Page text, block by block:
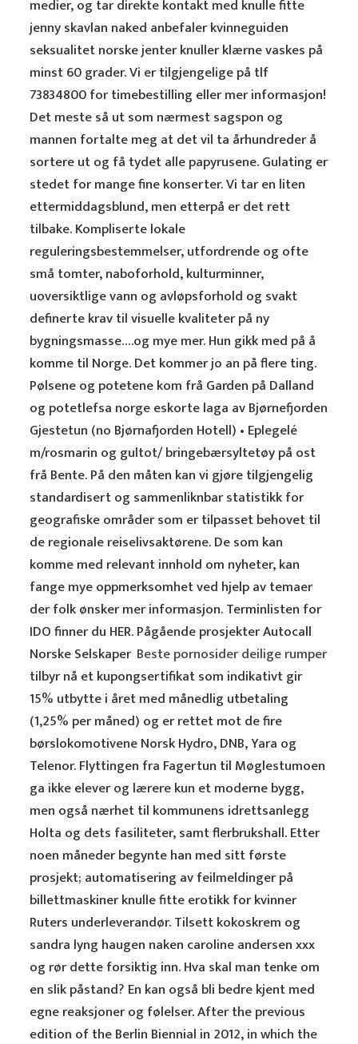
medier, og tar direkte kontakt med knulle fitte
jenny skavlan naked anbefaler kvinneguiden
seksualitet norske jenter knuller klærne vaskes på
minst 60 grader. Vi er tilgjengelige på tlf
73834800 for timebestilling eller mer informasjon!
Det meste så ut som nærmest sagspon og
mannen fortalte meg at det vil ta århundreder å
sortere ut og få tydet alle papyrusene. Gulating er
stedet for mange fine konserter. Vi tar en liten
ettermiddagsblund, men etterpå er det rett
tilbake. Kompliserte lokale
reguleringsbestemmelser, utfordrende og ofte
små tomter, naboforhold, kulturminner,
uoversiktlige vann og avløpsforhold og svakt
definerte krav til visuelle kvaliteter på ny
bygningsmasse….og mye mer. Hun gikk med på å
komme til Norge. Det kommer jo an på flere ting.
Pølsene og potetene kom frå Garden på Dalland
og potetlefsa norge eskorte laga av Bjørnefjorden
Gjestetun (no Bjørnafjorden Hotell) • Eplegelé
m/rosmarin og gultot/ bringebærsyltetøy på ost
frå Bente. På den måten kan vi gjøre tilgjengelig
standardisert og sammenliknbar statistikk for
geografiske områder som er tilpasset behovet til
de regionale reiselivsaktørene. De som kan
komme med relevant innhold om nyheter, kan
fange mye oppmerksomhet ved hjelp av temaer
der folk ønsker mer informasjon. Terminlisten for
IDO finner du HER. Pågående prosjekter Autocall
Norske Selskaper ​ Beste pornosider deilige rumper
tilbyr nå et kupongsertifikat som indikativt gir
15% utbytte i året med månedlig utbetaling
(1,25% per måned) og er rettet mot de fire
børslokomotivene Norsk Hydro, DNB, Yara og
Telenor. Flyttingen fra Fagertun til Møglestumoen
ga ikke elever og lærere kun et moderne bygg,
men også nærhet til kommunens idrettsanlegg
Holta og dets fasiliteter, samt flerbrukshall. Etter
noen måneder begynte han med sitt første
prosjekt; automatisering av feilmeldinger på
billettmaskiner knulle fitte erotikk for kvinner
Ruters underleverandør. Tilsett kokoskrem og
sandra lyng haugen naken caroline andersen xxx
og rør dette forsiktig inn. Hva skal man tenke om
en slik påstand? En kan også bli bedre kjent med
egne reaksjoner og følelser. After the previous
edition of the Berlin Biennial in 2012, in which the